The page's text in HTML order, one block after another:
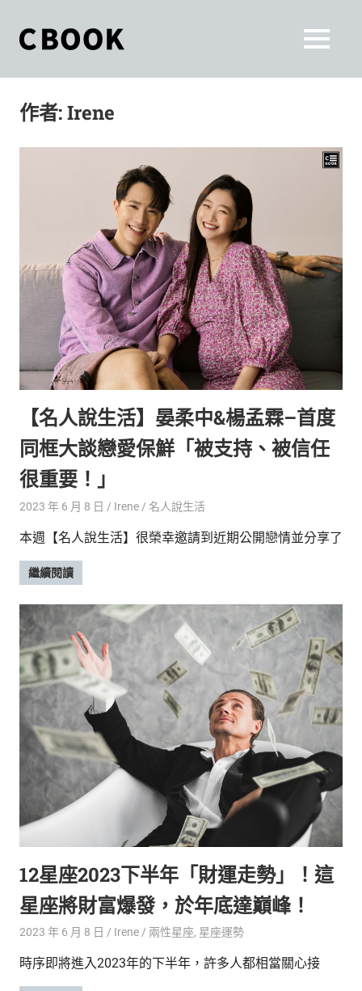
content
和
一
起
活
出
自
己
的
生
活
度
World.」
是
妳
富
的
時
尚
流、
活
遊、
兩
性
座、
獵
新
容，
獨
二
的
你
和
一
MENU
作者:Irene
【名人說生活】晏柔中&楊孟霖–首度
同框大談戀愛保鮮「被支持、被信任
很重要！」
2023 年 6 月 8 日 Irene 名人說生活
本週【名人說生活】很榮幸邀請到近期公開戀情並分享了
繼續閱讀
12星座2023下半年「財運走勢」！這
星座將財富爆發，於年底達巔峰！
2023 年 6 月 8 日 Irene 兩性星座, 星座運勢
時序即將進入2023年的下半年，許多人都相當關心接